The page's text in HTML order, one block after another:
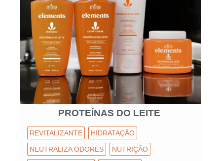
PROTEÍNAS DO LEITE
REVITALIZANTE HIDRATAÇÃO
NEUTRALIZA ODORES NUTRIÇÃO